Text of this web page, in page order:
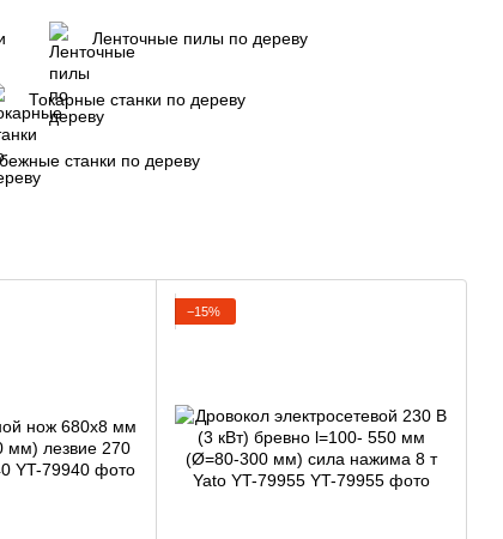
Ленточные пилы по дереву
Токарные станки по дереву
станки по дереву
−15%